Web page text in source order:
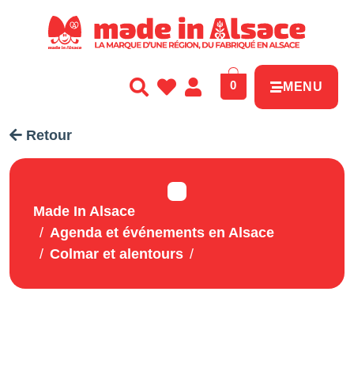
0 MENU
Retour
Made In Alsace
Agenda et événements en Alsace
Colmar et alentours